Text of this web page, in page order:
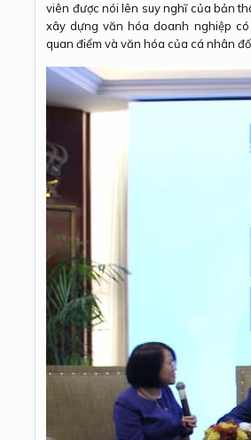
viên được nói lên suy nghĩ của bản
xây dựng văn hóa doanh nghiệp
quan điểm và văn hóa của cá nhân đối